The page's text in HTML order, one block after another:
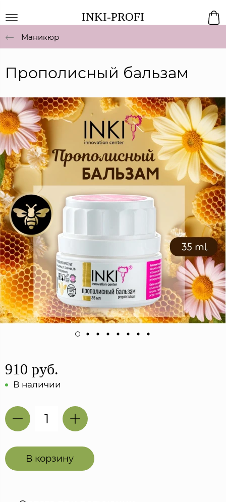
INKI-PROFI
Маникюр
Прополисный бальзам
910 руб.
В наличии
В корзину